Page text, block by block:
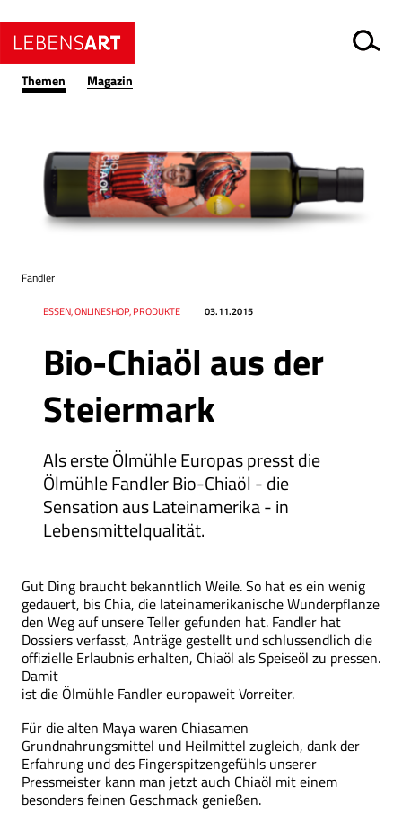
Themen Magazin
Bio-Chiaöl aus der
Steiermark
Als erste Ölmühle Europas presst die
Ölmühle Fandler Bio-Chiaöl - die
Sensation aus Lateinamerika - in
Lebensmittelqualität.
Datum 03.11.2015
RessortESSEN, ONLINESHOP, PRODUKTE
Fandler
Gut Ding braucht bekanntlich Weile. So hat es ein wenig
gedauert, bis Chia, die lateinamerikanische Wunderpflanze
den Weg auf unsere Teller gefunden hat. Fandler hat
Dossiers verfasst, Anträge gestellt und schlussendlich die
offizielle Erlaubnis erhalten, Chiaöl als Speiseöl zu pressen.
Damit
ist die Ölmühle Fandler europaweit Vorreiter.
Für die alten Maya waren Chiasamen
Grundnahrungsmittel und Heilmittel zugleich, dank der
Erfahrung und des Fingerspitzengefühls unserer
Pressmeister kann man jetzt auch Chiaöl mit einem
besonders feinen Geschmack genießen.